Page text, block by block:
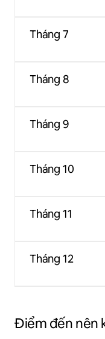
Tháng 7
Tháng 8
Tháng 9
Tháng 10
Tháng 11
Tháng 12
Điểm đến nên